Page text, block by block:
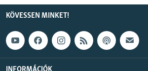
KÖVESSEN MINKET!